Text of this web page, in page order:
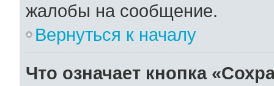
жалобы на сообщение.
Вернуться к началу
Что означает кнопка